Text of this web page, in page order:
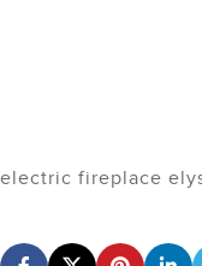
electric fireplace